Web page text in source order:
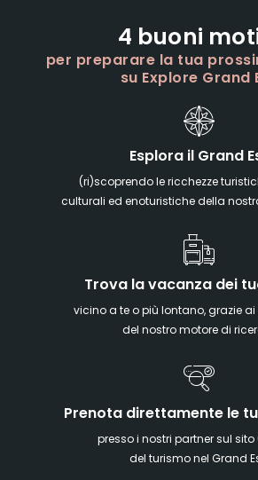
4 buoni
per preparare la tua
su Explore Grand
Esplora il Grand
(ri)scoprendo le ricchezze
culturali ed enoturistiche della
Trova la vacanza dei
vicino a te o più lontano, grazie
del nostro motore di
Prenota direttamente le
presso i nostri partner sul
del turismo nel Grand